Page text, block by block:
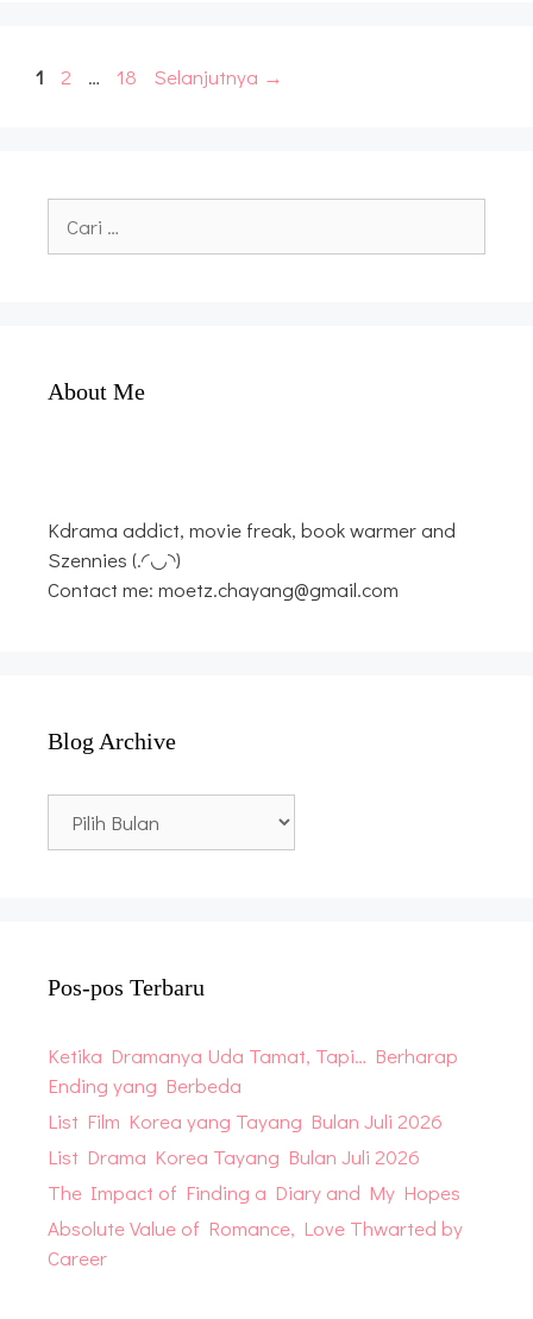
Halaman
1 Halaman
2 … Halaman
18 Selanjutnya →
untuk:
About Me
Kdrama addict, movie freak, book warmer and
Szennies (.◜◡◝)
Contact me: moetz.chayang@gmail.com
Blog Archive
Archive
Pos-pos Terbaru
Ketika Dramanya Uda Tamat, Tapi… Berharap
Ending yang Berbeda
List Film Korea yang Tayang Bulan Juli 2026
List Drama Korea Tayang Bulan Juli 2026
The Impact of Finding a Diary and My Hopes
Absolute Value of Romance, Love Thwarted by
Career